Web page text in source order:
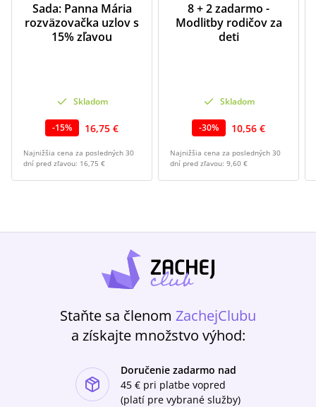
Sada: Panna Mária
rozväzovačka uzlov s
15% zľavou
Skladom
-15% 16,75 €
Najnižšia cena za posledných 30
dní pred zľavou: 16,75 €
8 + 2 zadarmo -
Modlitby rodičov za
deti
Skladom
-30% 10,56 €
Najnižšia cena za posledných 30
dní pred zľavou: 9,60 €
Staňte sa členom ZachejClubu
a získajte množstvo výhod:
Doručenie zadarmo nad
45 € pri platbe vopred
(platí pre vybrané služby)